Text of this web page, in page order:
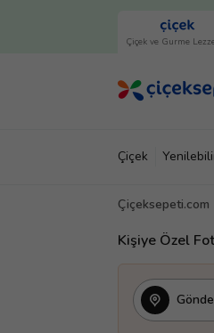
Çiçek ve Gurme
Çiçek
Çiçeksepeti.com
Kişiye Özel